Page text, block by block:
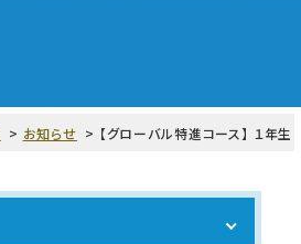
お知らせ 【グローバル特進コース】 １年